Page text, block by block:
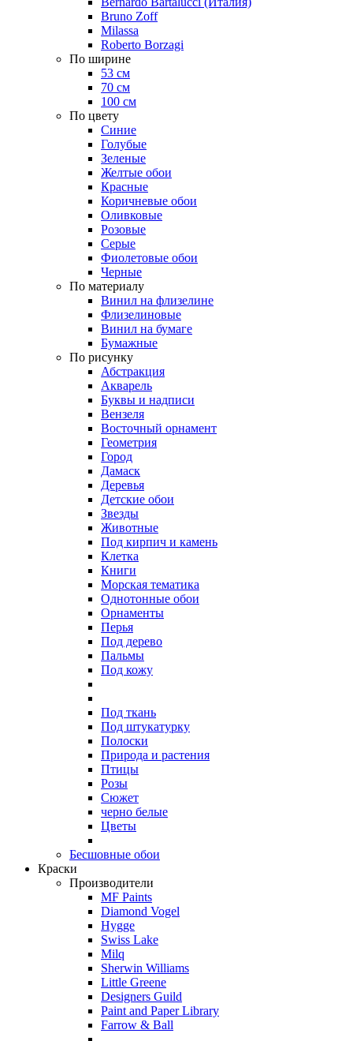
Bruno Zoff
Milassa
Roberto Borzagi
По ширине
53 см
70 см
100 см
По цвету
Синие
Голубые
Зеленые
Желтые обои
Красные
Коричневые обои
Оливковые
Розовые
Серые
Фиолетовые обои
Черные
По материалу
Винил на флизелине
Флизелиновые
Винил на бумаге
Бумажные
По рисунку
Абстракция
Акварель
Буквы и надписи
Вензеля
Восточный орнамент
Геометрия
Город
Дамаск
Деревья
Детские обои
Звезды
Животные
Под кирпич и камень
Клетка
Книги
Морская тематика
Однотонные обои
Орнаменты
Перья
Под дерево
Пальмы
Под кожу
Под ткань
Под штукатурку
Полоски
Природа и растения
Птицы
Розы
Сюжет
черно белые
Цветы
Бесшовные обои
Краски
Производители
MF Paints
Diamond Vogel
Hygge
Swiss Lake
Milq
Sherwin Williams
Little Greene
Designers Guild
Paint and Paper Library
Farrow & Ball